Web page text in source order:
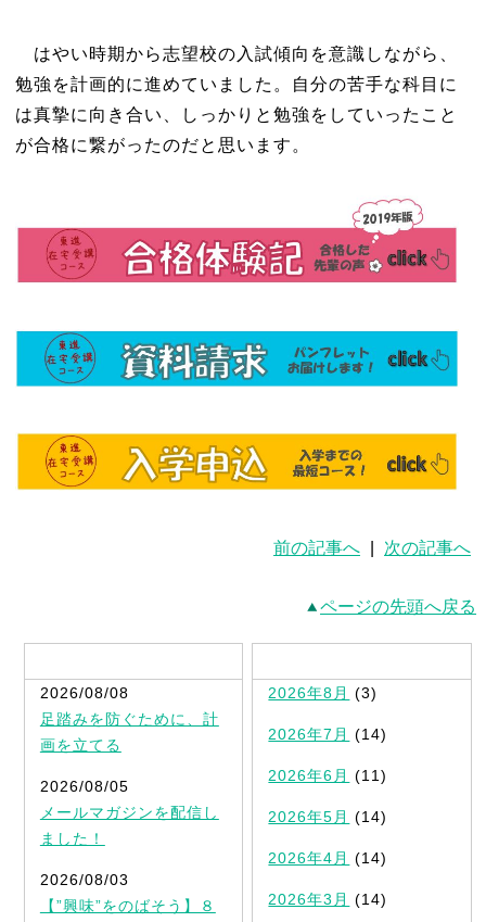
はやい時期から志望校の入試傾向を意識しながら、
勉強を計画的に進めていました。自分の苦手な科目に
は真摯に向き合い、しっかりと勉強をしていったこと
が合格に繋がったのだと思います。
前の記事へ 次の記事へ
ページの先頭へ戻る
2026/08/08
足踏みを防ぐために、計
画を立てる
2026/08/05
メールマガジンを配信し
ました！
2026/08/03
【”興味”をのばそう】８
2026年8月 (3)
2026年7月 (14)
2026年6月 (11)
2026年5月 (14)
2026年4月 (14)
2026年3月 (14)